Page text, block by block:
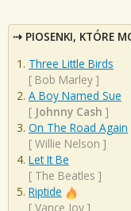
PIOSENKI, KTÓRE
Three Little Birds
[ Bob Marley ]
A Boy Named Sue
[ Johnny Cash ]
On The Road Again
[ Willie Nelson ]
Let It Be
[ The Beatles ]
Riptide
[ Vance Joy ]